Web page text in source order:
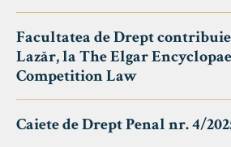
Facultatea de Drept
Lazăr, la The Elgar
Competition Law
Caiete de Drept Penal nr. 4/